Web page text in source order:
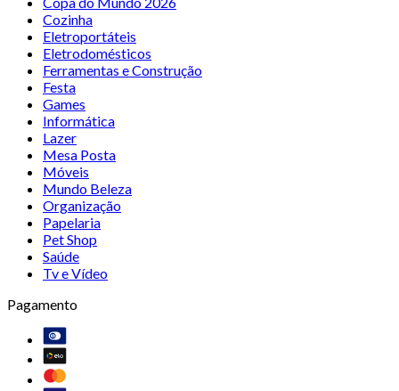
Cozinha
Eletroportáteis
Eletrodomésticos
Ferramentas e Construção
Festa
Games
Informática
Lazer
Mesa Posta
Móveis
Mundo Beleza
Organização
Papelaria
Pet Shop
Saúde
Tv e Vídeo
Pagamento